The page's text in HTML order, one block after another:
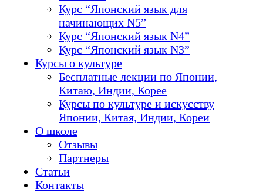
Курс “Японский язык для
начинающих N5”
Курс “Японский язык N4”
Курс “Японский язык N3”
Курсы о культуре
Бесплатные лекции по Японии,
Китаю, Индии, Корее
Курсы по культуре и искусству
Японии, Китая, Индии, Кореи
О школе
Отзывы
Партнеры
Статьи
Контакты